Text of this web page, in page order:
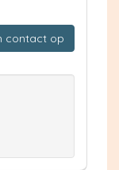
contact op